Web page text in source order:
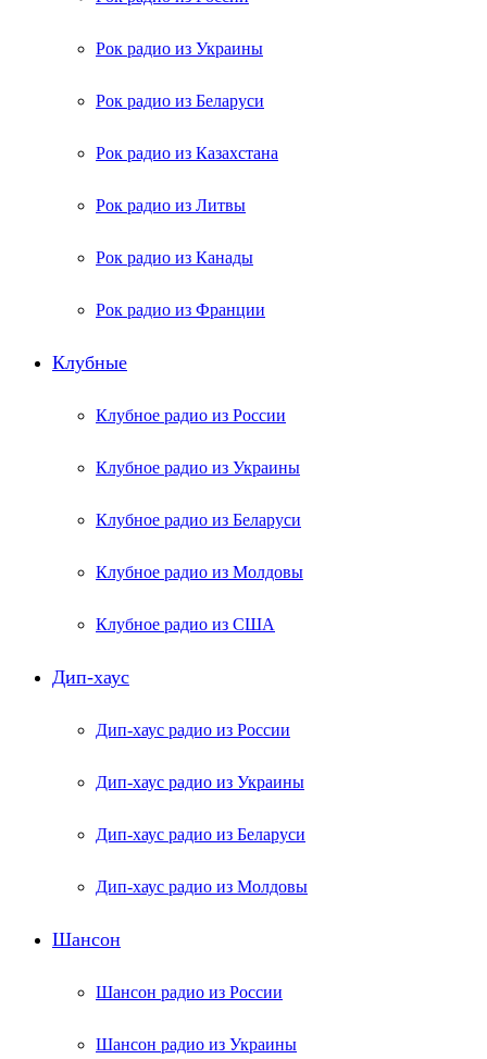
Рок радио из Украины
Рок радио из Беларуси
Рок радио из Казахстана
Рок радио из Литвы
Рок радио из Канады
Рок радио из Франции
Клубные
Клубное радио из России
Клубное радио из Украины
Клубное радио из Беларуси
Клубное радио из Молдовы
Клубное радио из США
Дип-хаус
Дип-хаус радио из России
Дип-хаус радио из Украины
Дип-хаус радио из Беларуси
Дип-хаус радио из Молдовы
Шансон
Шансон радио из России
Шансон радио из Украины